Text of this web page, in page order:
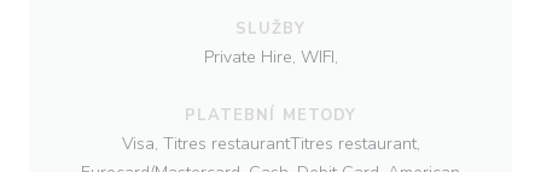
SLUŽBY
Private Hire, WIFI,
PLATEBNÍ METODY
Visa, Titres restaurantTitres restaurant,